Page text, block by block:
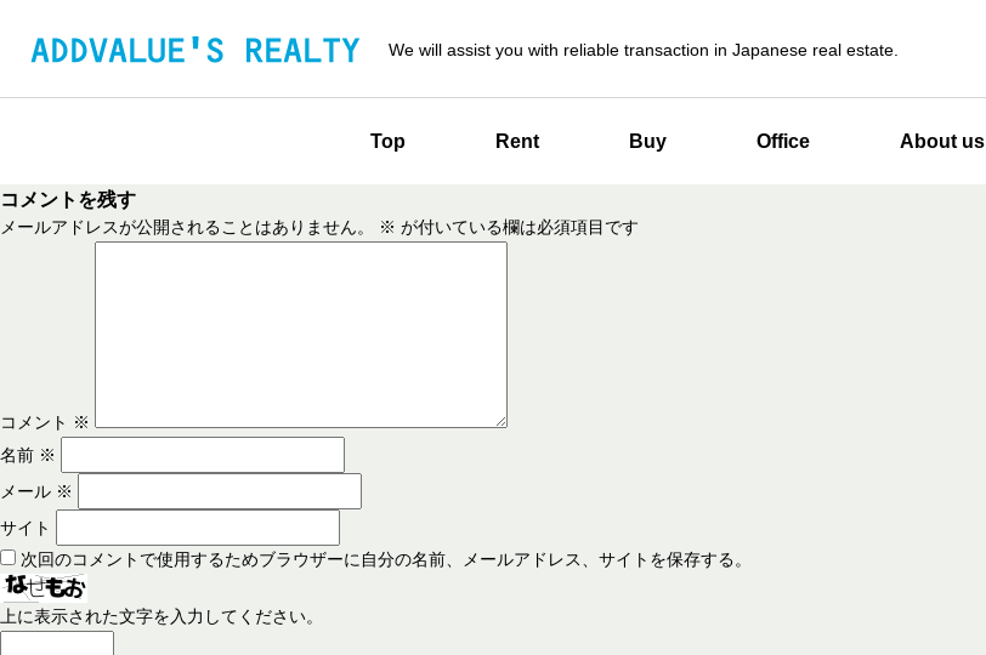
We will assist you with reliable transaction in Japanese real estate.
Top Rent Buy Office About us
コメントを残す
メールアドレスが公開されることはありません。 ※ が付いている欄は必須項目です
コメント ※
名前 ※
メール ※
サイト
次回のコメントで使用するためブラウザーに自分の名前、メールアドレス、サイトを保存する。
上に表示された文字を入力してください。